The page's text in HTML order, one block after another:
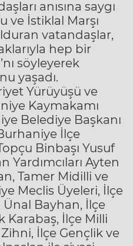
anısına saygı
İstiklal Marşı
vatandaşlar,
hep bir
söyleyerek
yaşadı.
Yürüyüşü ve
Kaymakamı
Belediye Başkanı
İlçe
Binbaşı Yusuf
Yardımcıları Ayten
Tamer Midilli ve
Meclis Üyeleri, İlçe
Bayhan, İlçe
Karabaş, İlçe Milli
İlçe Gençlik ve